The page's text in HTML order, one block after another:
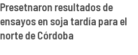
Presetnaron resultados de
ensayos en soja tardía para el
norte de Córdoba